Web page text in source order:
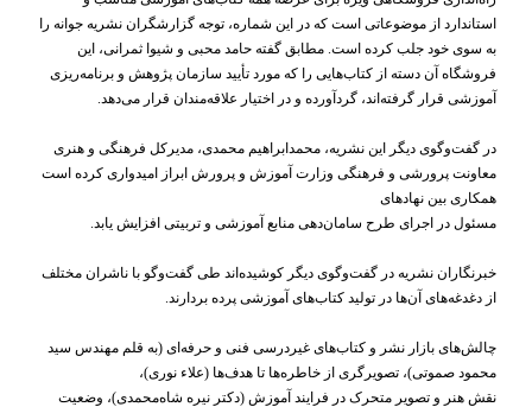
استاندارد از موضوعاتی است که در این شماره، توجه گزارشگران نشریه جوانه را
به سوی خود جلب کرده است. مطابق گفته‌ حامد محبی و شیوا ثمرانی، این
فروشگاه آن دسته از کتاب‌هایی را که مورد تأیید سازمان پژوهش و برنامه‌ریزی
آموزشی قرار گرفته‌اند، گردآورده و در اختیار علاقه‌مندان قرار می‌دهد.
در گفت‌وگوی دیگر این نشریه، محمدابراهیم محمدی، مدیرکل فرهنگی و هنری
معاونت پرورشی و فرهنگی وزارت آموزش و پرورش ابراز امیدواری کرده است
همکاری بین نهادهای
مسئول در اجرای طرح سامان‌دهی منابع آموزشی و تربیتی افزایش یابد.
خبرنگاران نشریه در گفت‌وگوی دیگر کوشیده‌اند طی گفت‌وگو با ناشران مختلف
از دغدغه‌های آن‌ها در تولید کتاب‌های آموزشی پرده بردارند.
چالش‌های بازار نشر و کتاب‌های غیردرسی فنی و حرفه‌ای (به قلم مهندس سید
محمود صموتی)، تصویرگری از خاطره‌ها تا هدف‌ها (علاء نوری)،
نقش هنر و تصویر متحرک در فرایند آموزش (دکتر نیره شاه‌محمدی)، وضعیت